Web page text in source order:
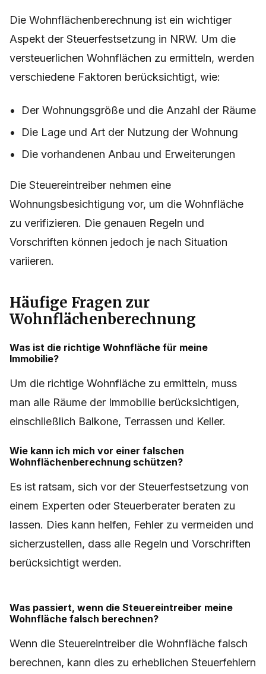
Die Wohnflächenberechnung ist ein wichtiger
Aspekt der Steuerfestsetzung in NRW. Um die
versteuerlichen Wohnflächen zu ermitteln, werden
verschiedene Faktoren berücksichtigt, wie:
Der Wohnungsgröße und die Anzahl der Räume
Die Lage und Art der Nutzung der Wohnung
Die vorhandenen Anbau und Erweiterungen
Die Steuereintreiber nehmen eine
Wohnungsbesichtigung vor, um die Wohnfläche
zu verifizieren. Die genauen Regeln und
Vorschriften können jedoch je nach Situation
variieren.
Häufige Fragen zur
Wohnflächenberechnung
Was ist die richtige Wohnfläche für meine
Immobilie?
Um die richtige Wohnfläche zu ermitteln, muss
man alle Räume der Immobilie berücksichtigen,
einschließlich Balkone, Terrassen und Keller.
Wie kann ich mich vor einer falschen
Wohnflächenberechnung schützen?
Es ist ratsam, sich vor der Steuerfestsetzung von
einem Experten oder Steuerberater beraten zu
lassen. Dies kann helfen, Fehler zu vermeiden und
sicherzustellen, dass alle Regeln und Vorschriften
berücksichtigt werden.
Was passiert, wenn die Steuereintreiber meine
Wohnfläche falsch berechnen?
Wenn die Steuereintreiber die Wohnfläche falsch
berechnen, kann dies zu erheblichen Steuerfehlern